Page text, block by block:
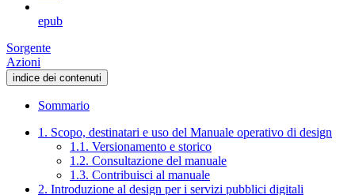
epub
Sorgente
Azioni
indice dei contenuti
Sommario
1. Scopo, destinatari e uso del Manuale operativo di design
1.1. Versionamento e storico
1.2. Consultazione del manuale
1.3. Contribuisci al manuale
2. Introduzione al design per i servizi pubblici digitali